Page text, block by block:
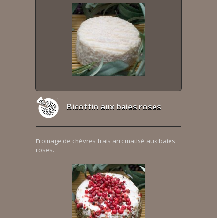
Bicottin aux baies roses
Fromage de chèvres frais arromatisé aux baies
roses.